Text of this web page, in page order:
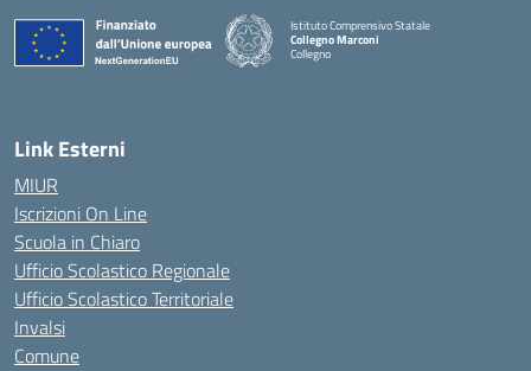
Istituto Comprensivo Statale
Collegno Marconi
Collegno
Link Esterni
MIUR
Iscrizioni On Line
Scuola in Chiaro
Ufficio Scolastico Regionale
Ufficio Scolastico Territoriale
Invalsi
Comune